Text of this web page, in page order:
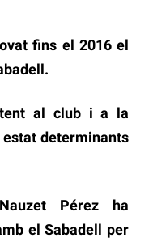
fins el 2016 el
al club i a la
estat determinants
Pérez ha
el Sabadell per